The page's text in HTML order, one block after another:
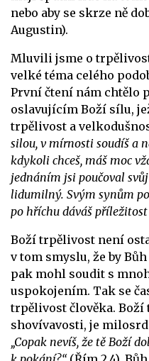
nebo aby se skrze ně
Augustin).
Mluvili jsme o
velké téma celého
První čtení nám chtělo
oslavujícím Boží sílu,
trpělivost a
silou, v mírnosti soudíš a
kdykoli chceš, máš moc
jednáním jsi poučoval
lidumilný. Svým synům
po hříchu dáváš
Boží trpělivost není
v tom smyslu, že by
pak mohl soudit s
uspokojením. Tak se
trpělivost člověka.
shovívavosti, je
„Copak nevíš, že tě Boží